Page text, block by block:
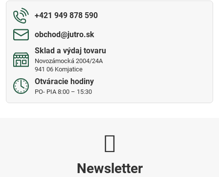
+421 949 878 590
obchod​@jutro​.sk
Sklad a výdaj tovaru
Novozámocká 2004/24A
941 06 Komjatice
Otváracie hodiny
PO- PIA 8:00 – 15:30
Newsletter